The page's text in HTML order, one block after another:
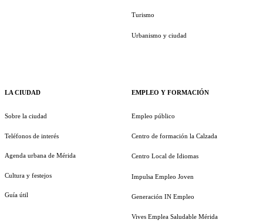
LA CIUDAD
Sobre la ciudad
Teléfonos de interés
Agenda urbana de Mérida
Cultura y festejos
Guía útil
Turismo
Urbanismo y ciudad
EMPLEO Y FORMACIÓN
Empleo público
Centro de formación la Calzada
Centro Local de Idiomas
Impulsa Empleo Joven
Generación IN Empleo
Vives Emplea Saludable Mérida